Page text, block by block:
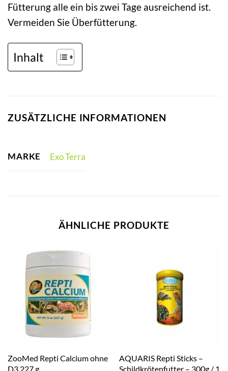
Fütterung alle ein bis zwei Tage ausreichend ist.
Vermeiden Sie Überfütterung.
Inhalt
ZUSÄTZLICHE INFORMATIONEN
MARKE Exo Terra
ÄHNLICHE PRODUKTE
ZooMed Repti Calcium ohne
D3 227 g
AQUARIS Repti Sticks –
Schildkrötenfutter – 300g / 1